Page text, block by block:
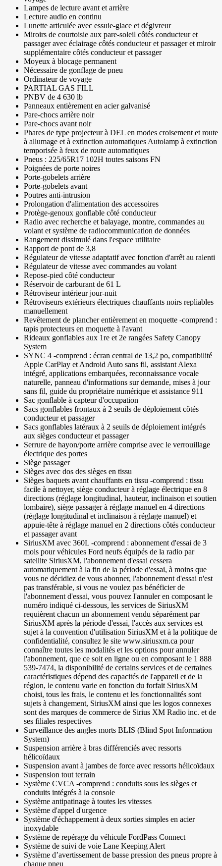
Lampes de lecture avant et arrière
Lecture audio en continu
Lunette articulée avec essuie-glace et dégivreur
Miroirs de courtoisie aux pare-soleil côtés conducteur et
passager avec éclairage côtés conducteur et passager et miroir
supplémentaire côtés conducteur et passager
Moyeux à blocage permanent
Nécessaire de gonflage de pneu
Ordinateur de voyage
PARTIAL GAS FILL
PNBV de 4 630 lb
Panneaux entièrement en acier galvanisé
Pare-chocs arrière noir
Pare-chocs avant noir
Phares de type projecteur à DEL en modes croisement et route
à allumage et à extinction automatiques Autolamp à extinction
temporisée à feux de route automatiques
Pneus : 225/65R17 102H toutes saisons FN
Poignées de porte noires
Porte-gobelets arrière
Porte-gobelets avant
Poutres anti-intrusion
Prolongation d'alimentation des accessoires
Protège-genoux gonflable côté conducteur
Radio avec recherche et balayage, montre, commandes au
volant et système de radiocommunication de données
Rangement dissimulé dans l'espace utilitaire
Rapport de pont de 3,8
Régulateur de vitesse adaptatif avec fonction d'arrêt au ralenti
Régulateur de vitesse avec commandes au volant
Repose-pied côté conducteur
Réservoir de carburant de 61 L
Rétroviseur intérieur jour-nuit
Rétroviseurs extérieurs électriques chauffants noirs repliables
manuellement
Revêtement de plancher entièrement en moquette -comprend :
tapis protecteurs en moquette à l'avant
Rideaux gonflables aux 1re et 2e rangées Safety Canopy
System
SYNC 4 -comprend : écran central de 13,2 po, compatibilité
Apple CarPlay et Android Auto sans fil, assistant Alexa
intégré, applications embarquées, reconnaissance vocale
naturelle, panneau d'informations sur demande, mises à jour
sans fil, guide du propriétaire numérique et assistance 911
Sac gonflable à capteur d'occupation
Sacs gonflables frontaux à 2 seuils de déploiement côtés
conducteur et passager
Sacs gonflables latéraux à 2 seuils de déploiement intégrés
aux sièges conducteur et passager
Serrure de hayon/porte arrière comprise avec le verrouillage
électrique des portes
Siège passager
Sièges avec dos des sièges en tissu
Sièges baquets avant chauffants en tissu -comprend : tissu
facile à nettoyer, siège conducteur à réglage électrique en 8
directions (réglage longitudinal, hauteur, inclinaison et soutien
lombaire), siège passager à réglage manuel en 4 directions
(réglage longitudinal et inclinaison à réglage manuel) et
appuie-tête à réglage manuel en 2 directions côtés conducteur
et passager avant
SiriusXM avec 360L -comprend : abonnement d'essai de 3
mois pour véhicules Ford neufs équipés de la radio par
satellite SiriusXM, l'abonnement d'essai cessera
automatiquement à la fin de la période d'essai, à moins que
vous ne décidiez de vous abonner, l'abonnement d'essai n'est
pas transférable, si vous ne voulez pas bénéficier de
l'abonnement d'essai, vous pouvez l'annuler en composant le
numéro indiqué ci-dessous, les services de SiriusXM
requièrent chacun un abonnement vendu séparément par
SiriusXM après la période d'essai, l'accès aux services est
sujet à la convention d'utilisation SiriusXM et à la politique de
confidentialité, consultez le site www.siriusxm.ca pour
connaître toutes les modalités et les options pour annuler
l'abonnement, que ce soit en ligne ou en composant le 1 888
539-7474, la disponibilité de certains services et de certaines
caractéristiques dépend des capacités de l'appareil et de la
région, le contenu varie en fonction du forfait SiriusXM
choisi, tous les frais, le contenu et les fonctionnalités sont
sujets à changement, SiriusXM ainsi que les logos connexes
sont des marques de commerce de Sirius XM Radio inc. et de
ses filiales respectives
Surveillance des angles morts BLIS (Blind Spot Information
System)
Suspension arrière à bras différenciés avec ressorts
hélicoïdaux
Suspension avant à jambes de force avec ressorts hélicoïdaux
Suspension tout terrain
Système CVCA -comprend : conduits sous les sièges et
conduits intégrés à la console
Système antipatinage à toutes les vitesses
Système d'appel d'urgence
Système d'échappement à deux sorties simples en acier
inoxydable
Système de repérage du véhicule FordPass Connect
Système de suivi de voie Lane Keeping Alert
Système d’avertissement de basse pression des pneus propre à
chaque pneu